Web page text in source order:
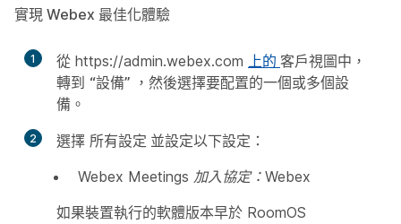
實現 Webex 最佳化體驗
1 從 https://admin.webex.com 上的 客戶視圖中，
轉到 “設備” ，然後選擇要配置的一個或多個設
備。
2 選擇 所有設定 並設定以下設定：
Webex Meetings 加入協定：Webex
如果裝置執行的軟體版本早於 RoomOS